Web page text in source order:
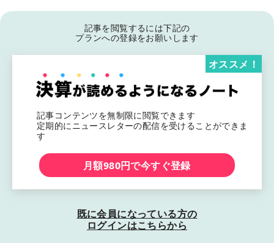
記事を閲覧するには下記の
プランへの登録をお願いします
記事コンテンツを無制限に閲覧できます
定期的にニュースレターの配信を受けることができま
す
オススメ！
月額980円で今すぐ登録
既に会員になっている方の
ログインはこちらから